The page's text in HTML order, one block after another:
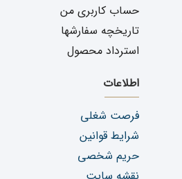
حساب کاربری من
تاریخچه سفارشها
استرداد محصول
اطلاعات
فرصت شغلی
شرایط قوانین
حریم شخصی